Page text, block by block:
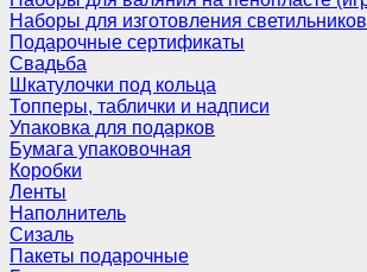
Наборы для изготовления светильников
Подарочные сертификаты
Свадьба
Шкатулочки под кольца
Топперы, таблички и надписи
Упаковка для подарков
Бумага упаковочная
Коробки
Ленты
Наполнитель
Сизаль
Пакеты подарочные